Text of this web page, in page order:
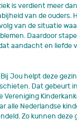
is verdient meer
van de ouders.
van de situatie
Daardoor
aandacht en liefde
Jou helpt deze
Dat gebeurt
Vereniging
alle Nederlandse
Zo kunnen deze